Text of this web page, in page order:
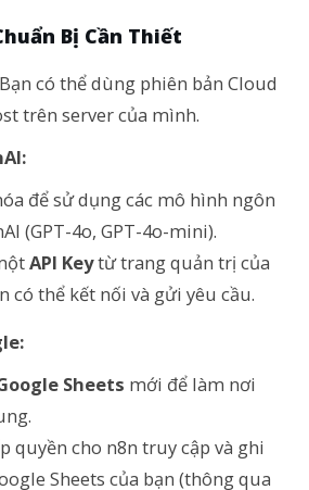
Bị Cần Thiết
Bạn có thể dùng phiên bản Cloud
trên server của mình.
để sử dụng các mô hình ngôn
(GPT-4o, GPT-4o-mini).
API Keytừ trang quản trị của
có thể kết nối và gửi yêu cầu.
Sheets mới để làm nơi
quyền cho n8n truy cập và ghi
Sheets của bạn (thông qua